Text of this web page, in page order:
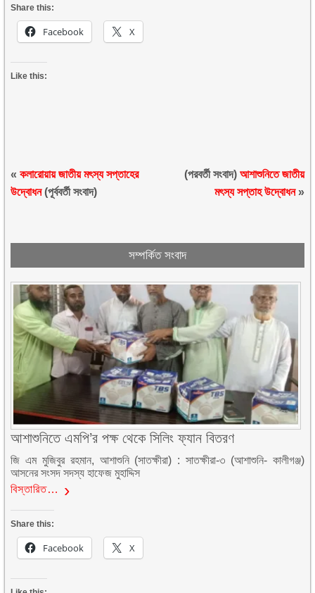
Share this:
Facebook X
Like this:
«কলারোয়ায় জাতীয় মৎস্য সপ্তাহের
উদ্বোধন(পূর্ববর্তী সংবাদ)
(পরবর্তী সংবাদ) আশাশুনিতে জাতীয়
মৎস্য সপ্তাহ উদ্বোধন»
সম্পর্কিত সংবাদ
আশাশুনিতে এমপি’র পক্ষ থেকে সিলিং ফ্যান বিতরণ
জি এম মুজিবুর রহমান, আশাশুনি (সাতক্ষীরা) : সাতক্ষীরা-৩ (আশাশুনি- কালীগঞ্জ)
আসনের সংসদ সদস্য হাফেজ মুহাদ্দিস
বিস্তারিত…
Share this:
Facebook X